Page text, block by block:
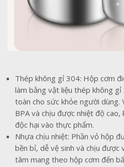
Thép không gỉ 304: Hộp cơm
làm bằng vật liệu thép không
toàn cho sức khỏe người dùng.
BPA và chịu được nhiệt độ cao,
độc hại vào thực phẩm.
Nhựa chịu nhiệt: Phần vỏ hộp
bền bỉ, dễ vệ sinh và chịu được
tâm mang theo hộp cơm đến